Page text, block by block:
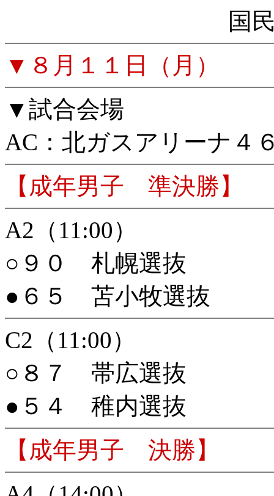
国
▼８月１１日（月）
▼試合会場
AC：北ガスアリーナ４
【成年男子 準決勝】
A2 （11:00）
○９０ 札幌選抜
●６５ 苫小牧選抜
C2（11:00）
○８７ 帯広選抜
●５４ 稚内選抜
【成年男子 決勝】